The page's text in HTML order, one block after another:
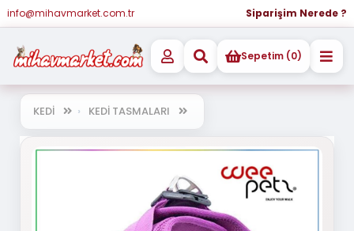
info@mihavmarket.com.tr Siparişim Nerede ?
Sepetim (0)
KEDİ KEDİ TASMALARI